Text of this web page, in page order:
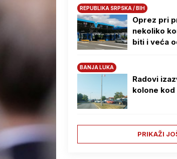
REPUBLIKA SRPSKA / BIH
Oprez pri
nekoliko
biti i veća
BANJA LUKA
Radovi
kolone
PRIKAŽI